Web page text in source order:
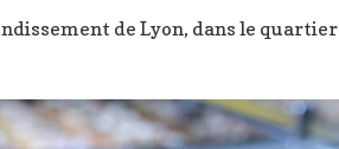
de Lyon, dans le quartier